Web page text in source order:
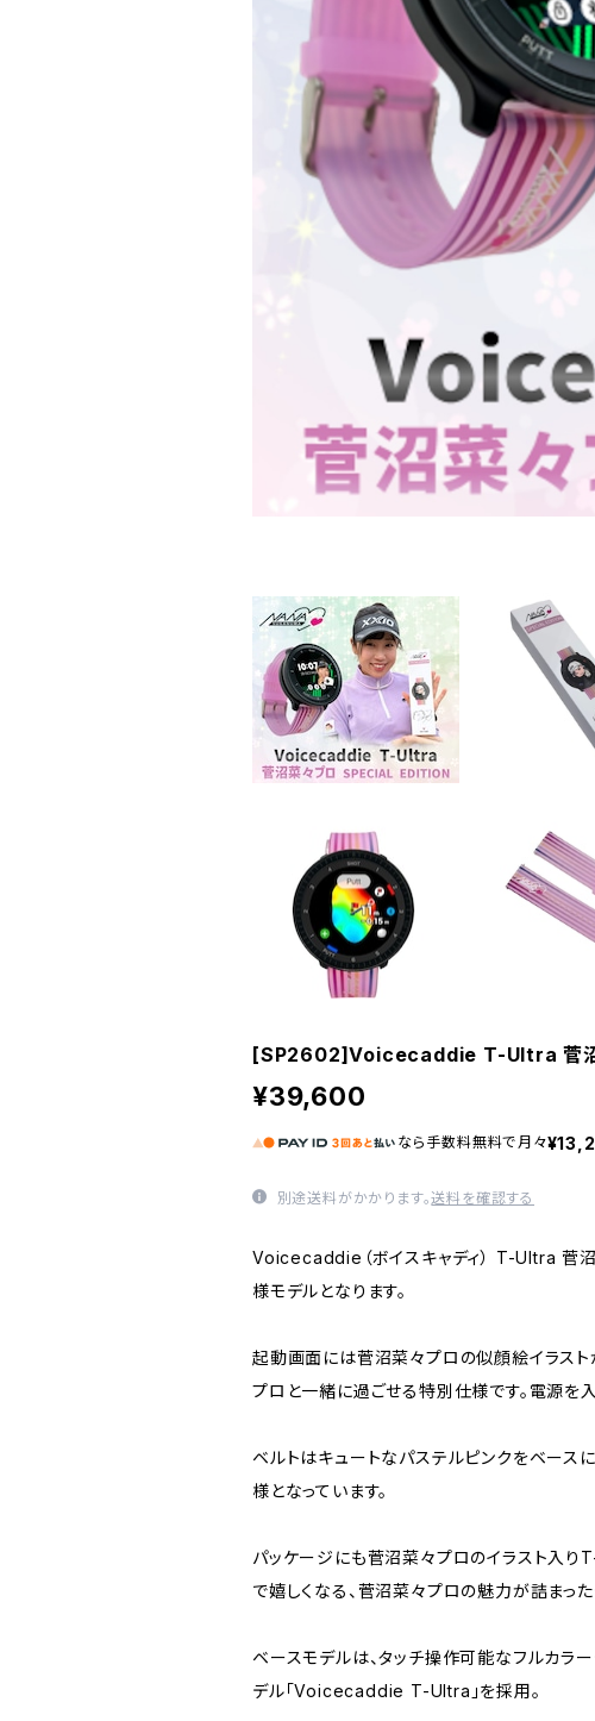
[SP2602]Voicecaddie T-Ultra 菅
¥39,600
なら 手数料無料で 月々
別途送料がかかります。送料を確認する
Voicecaddie（ボイスキャディ） T-Ultra 菅
様モデルとなります。
起動画面には菅沼菜々プロの似顔絵イラスト
プロと一緒に過ごせる特別仕様です。電源を
ベルトはキュートなパステルピンクをベース
様となっています。
パッケージにも菅沼菜々プロのイラスト入り
で嬉しくなる、菅沼菜々プロの魅力が詰まった
ベースモデルは、タッチ操作可能なフルカラ
デル「Voicecaddie T-Ultra」を採用。